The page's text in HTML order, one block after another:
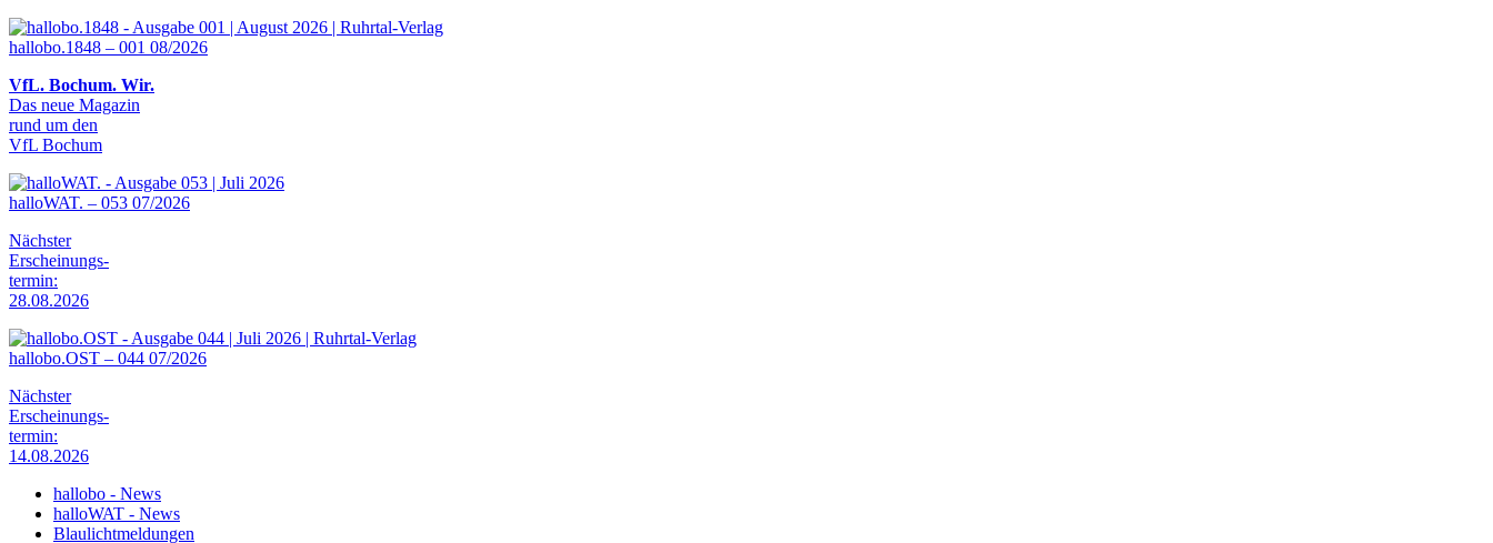
hallobo.1848 – 001 08/2026
VfL. Bochum. Wir.
Das neue Magazin
rund um den
VfL Bochum
halloWAT. – 053 07/2026
Nächster
Erscheinungs-
termin:
28.08.2026
hallobo.OST – 044 07/2026
Nächster
Erscheinungs-
termin:
14.08.2026
hallobo - News
halloWAT - News
Blaulichtmeldungen